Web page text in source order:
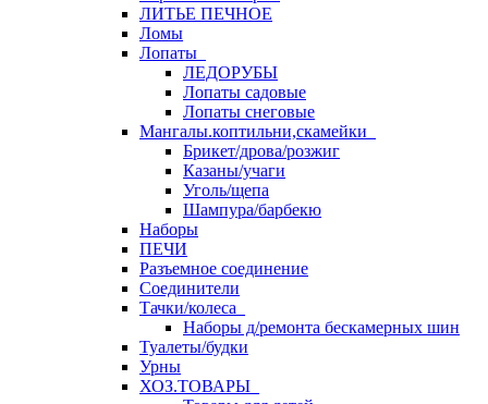
ЛИТЬЕ ПЕЧНОЕ
Ломы
Лопаты
ЛЕДОРУБЫ
Лопаты садовые
Лопаты снеговые
Мангалы.коптильни,скамейки
Брикет/дрова/розжиг
Казаны/учаги
Уголь/щепа
Шампура/барбекю
Наборы
ПЕЧИ
Разъемное соединение
Соединители
Тачки/колеса
Наборы д/ремонта бескамерных шин
Туалеты/будки
Урны
ХОЗ.ТОВАРЫ